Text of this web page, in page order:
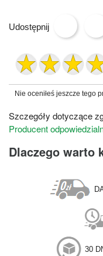
Udostępnij
Nie oceniłeś jeszcze tego
Szczegóły dotyczące
Producent
Dlaczego warto
30